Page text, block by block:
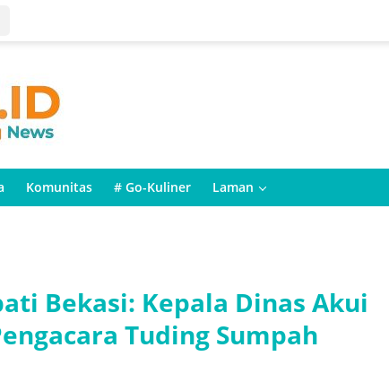
Komunitas # Go-Kuliner Laman
Bekasi: Kepala Dinas Akui
Tuding Sumpah